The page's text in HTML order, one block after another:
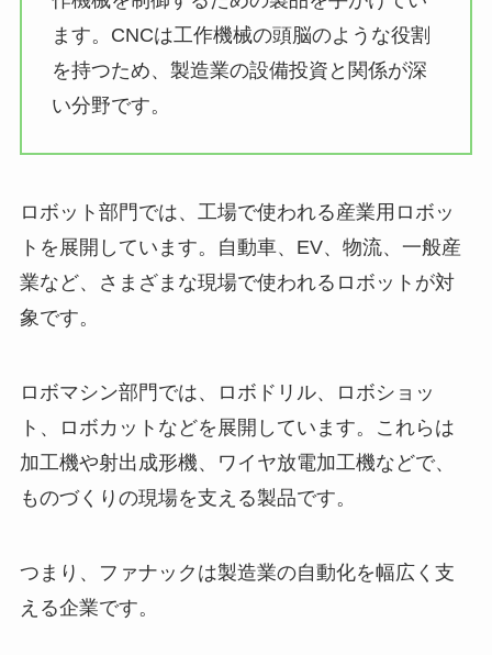
ます。CNCは工作機械の頭脳のような役割
を持つため、製造業の設備投資と関係が深
い分野です。
ロボット部門では、工場で使われる産業用ロボッ
トを展開しています。自動車、EV、物流、一般産
業など、さまざまな現場で使われるロボットが対
象です。
ロボマシン部門では、ロボドリル、ロボショッ
ト、ロボカットなどを展開しています。これらは
加工機や射出成形機、ワイヤ放電加工機などで、
ものづくりの現場を支える製品です。
つまり、ファナックは製造業の自動化を幅広く支
える企業です。